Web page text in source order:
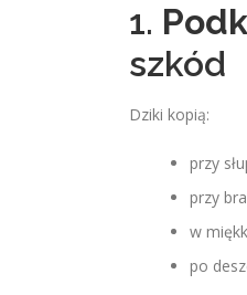
1.
szkód
Dziki kopią:
przy
przy
w
po